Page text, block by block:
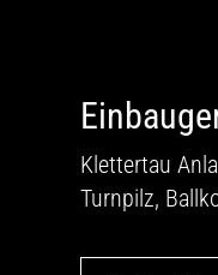
Klettertau
Turnpilz,